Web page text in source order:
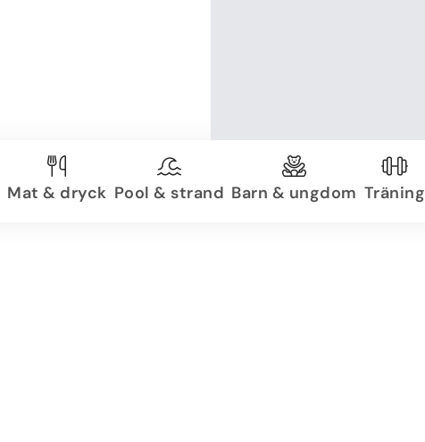
Mat & dryck Pool & strand Barn & ungdom Träning